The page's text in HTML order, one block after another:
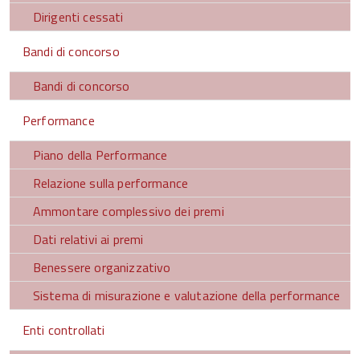
Dirigenti cessati
Bandi di concorso
Bandi di concorso
Performance
Piano della Performance
Relazione sulla performance
Ammontare complessivo dei premi
Dati relativi ai premi
Benessere organizzativo
Sistema di misurazione e valutazione della performance
Enti controllati